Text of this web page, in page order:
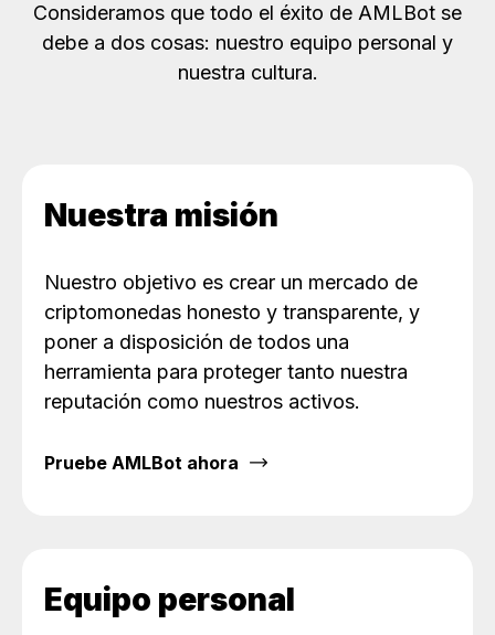
Consideramos que todo el éxito de AMLBot se
debe a dos cosas: nuestro equipo personal y
nuestra cultura.
Nuestra misión
Nuestro objetivo es crear un mercado de
criptomonedas honesto y transparente, y
poner a disposición de todos una
herramienta para proteger tanto nuestra
reputación como nuestros activos.
Pruebe AMLBot ahora
Equipo personal